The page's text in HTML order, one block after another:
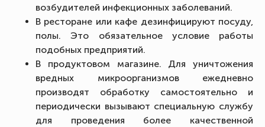
возбудителей инфекционных заболеваний.
В ресторане или кафе дезинфицируют посуду,
полы. Это обязательное условие работы
подобных предприятий.
В продуктовом магазине. Для уничтожения
вредных микроорганизмов ежедневно
производят обработку самостоятельно и
периодически вызывают специальную службу
для проведения более качественной